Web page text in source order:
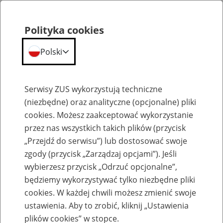
Aktualności
Inne
maja
Polityka cookies
Polski
Serwisy ZUS wykorzystują techniczne
(niezbędne) oraz analityczne (opcjonalne) pliki
cookies. Możesz zaakceptować wykorzystanie
przez nas wszystkich takich plików (przycisk
„Przejdź do serwisu”) lub dostosować swoje
zgody (przycisk „Zarządzaj opcjami”). Jeśli
wybierzesz przycisk „Odrzuć opcjonalne”,
będziemy wykorzystywać tylko niezbędne pliki
cookies. W każdej chwili możesz zmienić swoje
ustawienia. Aby to zrobić, kliknij „Ustawienia
plików cookies” w stopce.